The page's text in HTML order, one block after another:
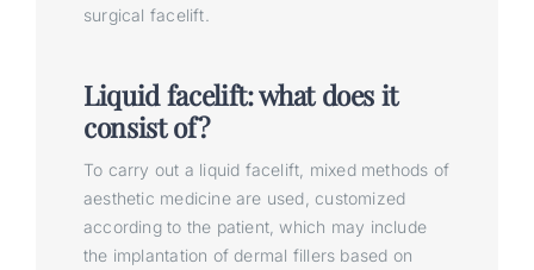
surgical facelift.
Liquid facelift: what does it
consist of?
To carry out a liquid facelift, mixed methods of
aesthetic medicine are used, customized
according to the patient, which may include
the implantation of dermal fillers based on